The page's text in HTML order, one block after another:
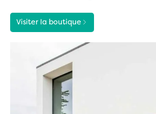
Visiter la boutique